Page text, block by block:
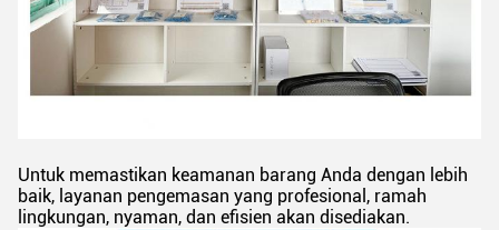
Untuk memastikan keamanan barang Anda dengan lebih
baik, layanan pengemasan yang profesional, ramah
lingkungan, nyaman, dan efisien akan disediakan.